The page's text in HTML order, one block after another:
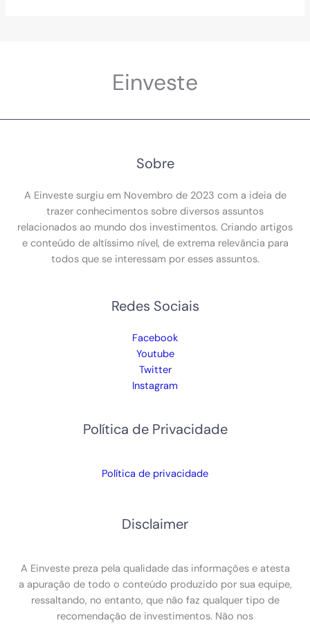
Einveste
Sobre
A Einveste surgiu em Novembro de 2023 com a ideia de
trazer conhecimentos sobre diversos assuntos
relacionados ao mundo dos investimentos. Criando artigos
e conteúdo de altíssimo nível, de extrema relevância para
todos que se interessam por esses assuntos.
Redes Sociais
Facebook
Youtube
Twitter
Instagram
Política de Privacidade
Política de privacidade
Disclaimer
A Einveste preza pela qualidade das informações e atesta
a apuração de todo o conteúdo produzido por sua equipe,
ressaltando, no entanto, que não faz qualquer tipo de
recomendação de investimentos. Não nos